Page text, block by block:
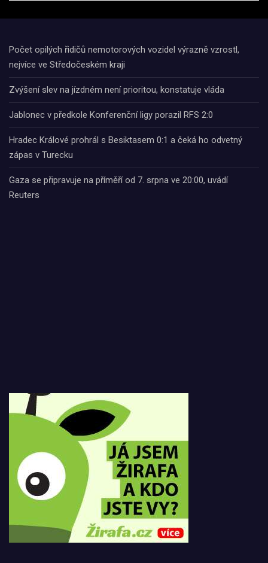
Počet opilých řidičů nemotorových vozidel výrazně vzrostl,
nejvíce ve Středočeském kraji
Zvýšení slev na jízdném není prioritou, konstatuje vláda
Jablonec v předkole Konferenční ligy porazil RFS 2:0
Hradec Králové prohrál s Besiktasem 0:1 a čeká ho odvetný
zápas v Turecku
Gaza se připravuje na příměří od 7. srpna ve 20:00, uvádí
Reuters